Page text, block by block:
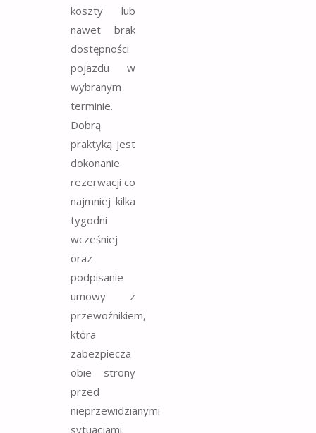
koszty lub
nawet brak
dostępności
pojazdu w
wybranym
terminie.
Dobrą
praktyką jest
dokonanie
rezerwacji co
najmniej kilka
tygodni
wcześniej
oraz
podpisanie
umowy z
przewoźnikiem,
która
zabezpiecza
obie strony
przed
nieprzewidzianymi
sytuacjami.